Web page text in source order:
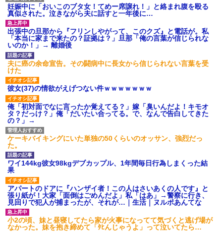
【ネット騒然】惨殺されたタ
ワマン頂き女子のこの動画、す
げえええええｗｗｗｗｗｗｗｗ
ｗｗｗ
【愕然】白のクラウン俺氏、
高速道路左車線を制限速度で走
った結果wwwwwwwwwwww
百年の恋12-899 食べた量を
張り合ってくる
【悲報】佐藤輝明・・・２軍
でも盛大にやらかす←あまり悲
しませないでくれ
妊娠中に「おいこのブタ女！てめー席譲れ！」と絡まれ腹を殴る
真似された。泣きながら夫に話すと一年後に…
出張中の旦那から『フリンしやがって、このクズ』と電話が。私
「本当に家まで来たの？証拠は？」旦那「俺の言葉が信じられな
いのか！」→ 離婚後
夫に癌の余命宣告。その闘病中に長女から信じられない言葉を受
けた
彼女(37)の情欲がえげつない件ｗｗｗｗｗｗｗ
俺「初対面でなに言ったか覚えてる？」嫁「臭いんだよ！キモオ
タ？だっけ？」俺「だいたい合ってる。で、なんで告白してきた
の？」→
ケーキバイキングにいた単独の50くらいのオッサン、強烈だっ
た。
ワイ144kg彼女98kgデブカップル、1年間毎日行為しまくった結
果
アパートのドアに『ハンザイ者！この人はさいあくの人です』と
張り紙が！大家「面倒はごめんだよ」私「はあ」→警察に行き、
見回りで犯人が捕まったが、それが…｜生活｜ヌルポあんてな
小2の頃、妹と昼寝してたら家が火事になってて気づくと逃げ場が
なかった。妹を抱き締めて「ﾀﾋんじゃうよ」って泣いてたら…